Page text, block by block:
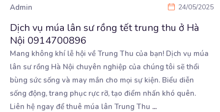
Admin 24/05/2025
Dịch vụ múa lân sư rồng tết trung thu ở Hà
Nội 0914700896
Mang không khí lễ hội về Trung Thu của bạn! Dịch vụ múa
lân sư rồng Hà Nội chuyên nghiệp của chúng tôi sẽ thổi
bùng sức sống và may mắn cho mọi sự kiện. Biểu diễn
sống động, trang phục rực rỡ, tạo điểm nhấn khó quên.
Liên hệ ngay để thuê múa lân Trung Thu ...